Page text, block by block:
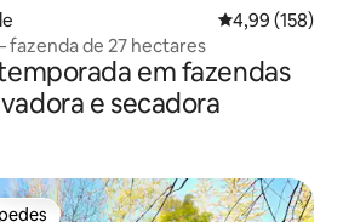
4,99 de uma
4,99 (158)
fazenda de 27 hectares
em fazendas
e secadora